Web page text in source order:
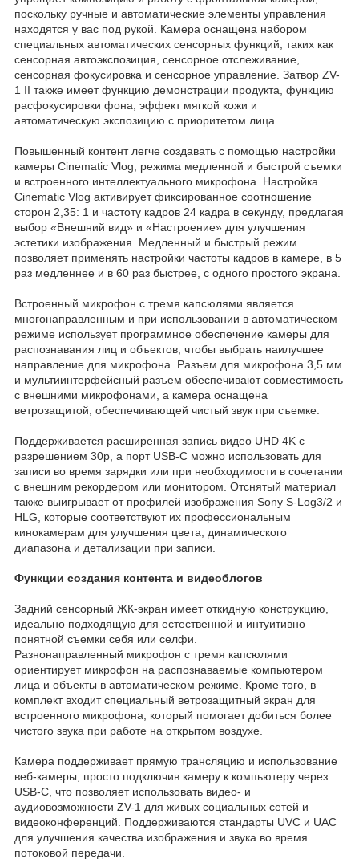
поскольку ручные и автоматические элементы управления
находятся у вас под рукой. Камера оснащена набором
специальных автоматических сенсорных функций, таких как
сенсорная автоэкспозиция, сенсорное отслеживание,
сенсорная фокусировка и сенсорное управление. Затвор ZV-
1 II также имеет функцию демонстрации продукта, функцию
расфокусировки фона, эффект мягкой кожи и
автоматическую экспозицию с приоритетом лица.
Повышенный контент легче создавать с помощью настройки
камеры Cinematic Vlog, режима медленной и быстрой съемки
и встроенного интеллектуального микрофона. Настройка
Cinematic Vlog активирует фиксированное соотношение
сторон 2,35: 1 и частоту кадров 24 кадра в секунду, предлагая
выбор «Внешний вид» и «Настроение» для улучшения
эстетики изображения. Медленный и быстрый режим
позволяет применять настройки частоты кадров в камере, в 5
раз медленнее и в 60 раз быстрее, с одного простого экрана.
Встроенный микрофон с тремя капсюлями является
многонаправленным и при использовании в автоматическом
режиме использует программное обеспечение камеры для
распознавания лиц и объектов, чтобы выбрать наилучшее
направление для микрофона. Разъем для микрофона 3,5 мм
и мультиинтерфейсный разъем обеспечивают совместимость
с внешними микрофонами, а камера оснащена
ветрозащитой, обеспечивающей чистый звук при съемке.
Поддерживается расширенная запись видео UHD 4K с
разрешением 30p, а порт USB-C можно использовать для
записи во время зарядки или при необходимости в сочетании
с внешним рекордером или монитором. Отснятый материал
также выигрывает от профилей изображения Sony S-Log3/2 и
HLG, которые соответствуют их профессиональным
кинокамерам для улучшения цвета, динамического
диапазона и детализации при записи.
Функции создания контента и видеоблогов
Задний сенсорный ЖК-экран имеет откидную конструкцию,
идеально подходящую для естественной и интуитивно
понятной съемки себя или селфи.
Разнонаправленный микрофон с тремя капсюлями
ориентирует микрофон на распознаваемые компьютером
лица и объекты в автоматическом режиме. Кроме того, в
комплект входит специальный ветрозащитный экран для
встроенного микрофона, который помогает добиться более
чистого звука при работе на открытом воздухе.
Камера поддерживает прямую трансляцию и использование
веб-камеры, просто подключив камеру к компьютеру через
USB-C, что позволяет использовать видео- и
аудиовозможности ZV-1 для живых социальных сетей и
видеоконференций. Поддерживаются стандарты UVC и UAC
для улучшения качества изображения и звука во время
потоковой передачи.